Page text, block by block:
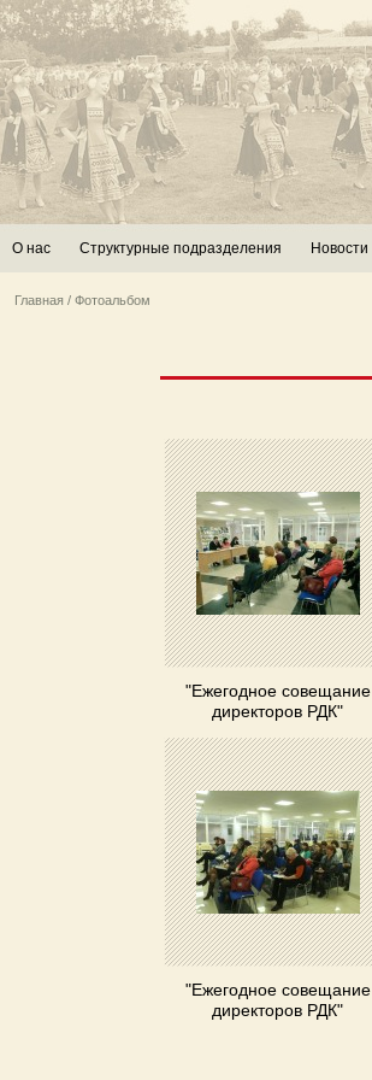
О нас Структурные подразделения Новости
Главная / Фотоальбом
"Ежегодное совещание
директоров РДК"
"Ежегодное совещание
директоров РДК"